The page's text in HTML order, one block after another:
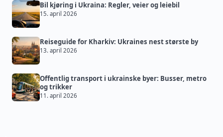
Bil kjøring i Ukraina: Regler, veier og leiebil
15. april 2026
Reiseguide for Kharkiv: Ukraines nest største by
13. april 2026
Offentlig transport i ukrainske byer: Busser, metro
og trikker
11. april 2026